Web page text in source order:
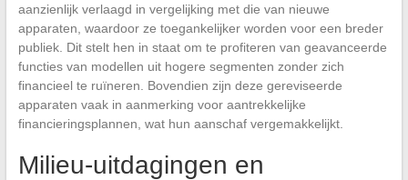
aanzienlijk verlaagd in vergelijking met die van nieuwe
apparaten, waardoor ze toegankelijker worden voor een breder
publiek. Dit stelt hen in staat om te profiteren van geavanceerde
functies van modellen uit hogere segmenten zonder zich
financieel te ruïneren. Bovendien zijn deze gereviseerde
apparaten vaak in aanmerking voor aantrekkelijke
financieringsplannen, wat hun aanschaf vergemakkelijkt.
Milieu-uitdagingen en